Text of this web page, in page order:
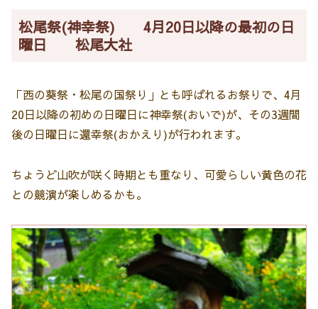
松尾祭(神幸祭) 4月20日以降の最初の日
曜日 松尾大社
「西の葵祭・松尾の国祭り」とも呼ばれるお祭りで、4月
20日以降の初めの日曜日に神幸祭(おいで)が、その3週間
後の日曜日に還幸祭(おかえり)が行われます。
ちょうど山吹が咲く時期とも重なり、可愛らしい黄色の花
との競演が楽しめるかも。